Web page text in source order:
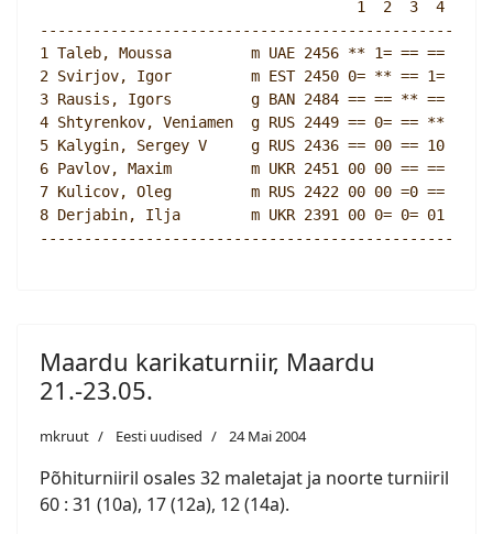
1  2  3  4  5
1 Taleb, Moussa         m UAE 2456 ** 1= == == ==
2 Svirjov, Igor         m EST 2450 0= ** == 1= 11
3 Rausis, Igors         g BAN 2484 == == ** == ==
4 Shtyrenkov, Veniamen  g RUS 2449 == 0= == ** 01
5 Kalygin, Sergey V     g RUS 2436 == 00 == 10 **
6 Pavlov, Maxim         m UKR 2451 00 00 == == ==
7 Kulicov, Oleg         m RUS 2422 00 00 =0 == ==
8 Derjabin, Ilja        m UKR 2391 00 0= 0= 01 =0
Maardu karikaturniir, Maardu
21.-23.05.
mkruut Eesti uudised 24 Mai 2004
Põhiturniiril osales 32 maletajat ja noorte turniiril
60 : 31 (10a), 17 (12a), 12 (14a).